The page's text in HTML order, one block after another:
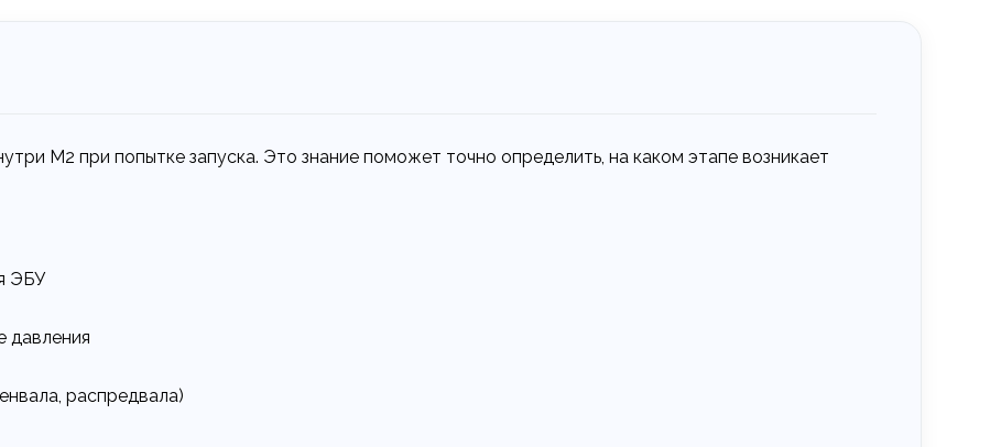
M2 при попытке запуска. Это знание поможет точно определить, на каком этапе возникает
ЭБУ
давления
распредвала)